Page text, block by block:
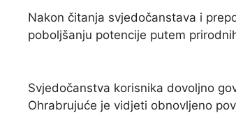
Nakon čitanja svjedočanstava i
poboljšanju potencije putem
Svjedočanstva korisnika dovoljno
Ohrabrujuće je vidjeti obnovljeno